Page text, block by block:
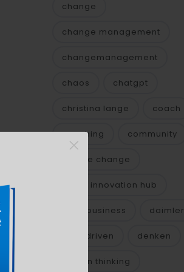
×
change
change management
changemanagement
chaos chatgpt
christina lange coach
coaching community
culture change
cyber innovation hub
daily business daimler
data driven denken
design thinking